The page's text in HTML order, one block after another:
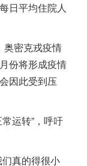
日平均住院人
奥密克戎疫情
份将形成疫情
因此受到压
运转”，呼吁
真的得很小